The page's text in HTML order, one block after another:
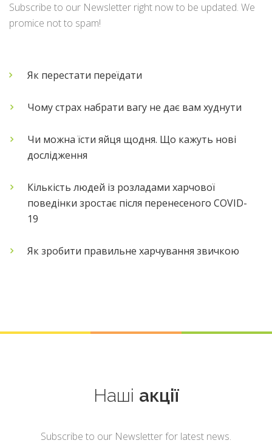
Subscribe to our Newsletter right now to be updated. We
promice not to spam!
Як перестати переїдати
Чому страх набрати вагу не дає вам худнути
Чи можна їсти яйця щодня. Що кажуть нові
дослідження
Кількість людей із розладами харчової
поведінки зростає після перенесеного COVID-
19
Як зробити правильне харчування звичкою
Наші акції
Subscribe to our Newsletter for latest news.